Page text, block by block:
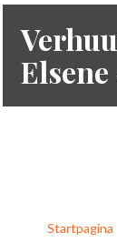
Startpagina